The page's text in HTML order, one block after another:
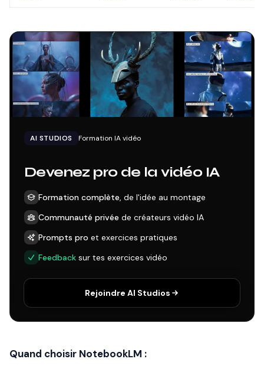
AI STUDIOS Formation IA vidéo
Devenez pro de la vidéo IA
Formation complète, de l'idée au montage
Communauté privée de créateurs vidéo IA
Prompts pro et exercices pratiques
Feedback sur tes exercices vidéo
Rejoindre AI Studios
Quand choisir NotebookLM :